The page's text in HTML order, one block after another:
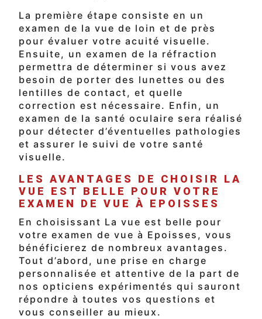
La première étape consiste en un
examen de la vue de loin et de près
pour évaluer votre acuité visuelle.
Ensuite, un examen de la réfraction
permettra de déterminer si vous avez
besoin de porter des lunettes ou des
lentilles de contact, et quelle
correction est nécessaire. Enfin, un
examen de la santé oculaire sera réalisé
pour détecter d’éventuelles pathologies
et assurer le suivi de votre santé
visuelle.
LES AVANTAGES DE CHOISIR LA
VUE EST BELLE POUR VOTRE
EXAMEN DE VUE À EPOISSES
En choisissant La vue est belle pour
votre examen de vue à Epoisses, vous
bénéficierez de nombreux avantages.
Tout d’abord, une prise en charge
personnalisée et attentive de la part de
nos opticiens expérimentés qui sauront
répondre à toutes vos questions et
vous conseiller au mieux.